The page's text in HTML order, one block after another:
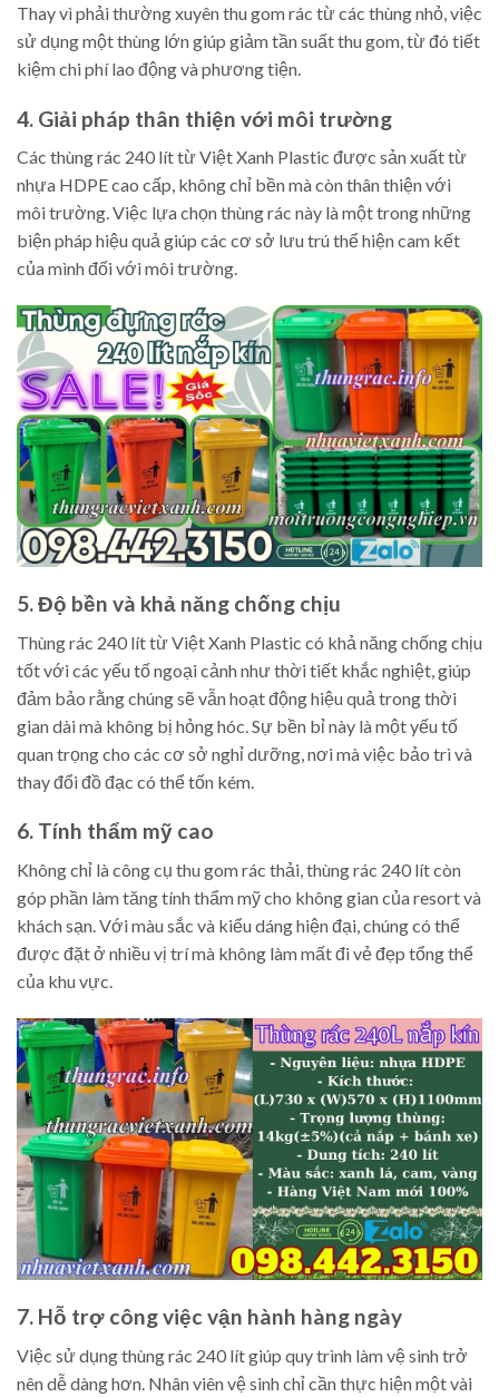
Thay vì phải thường xuyên thu gom rác từ các thùng nhỏ, việc
sử dụng một thùng lớn giúp giảm tần suất thu gom, từ đó tiết
kiệm chi phí lao động và phương tiện.
4. Giải pháp thân thiện với môi trường
Các thùng rác 240 lít từ Việt Xanh Plastic được sản xuất từ
nhựa HDPE cao cấp, không chỉ bền mà còn thân thiện với
môi trường. Việc lựa chọn thùng rác này là một trong những
biện pháp hiệu quả giúp các cơ sở lưu trú thể hiện cam kết
của mình đối với môi trường.
5. Độ bền và khả năng chống chịu
Thùng rác 240 lít từ Việt Xanh Plastic có khả năng chống chịu
tốt với các yếu tố ngoại cảnh như thời tiết khắc nghiệt, giúp
đảm bảo rằng chúng sẽ vẫn hoạt động hiệu quả trong thời
gian dài mà không bị hỏng hóc. Sự bền bỉ này là một yếu tố
quan trọng cho các cơ sở nghỉ dưỡng, nơi mà việc bảo trì và
thay đổi đồ đạc có thể tốn kém.
6. Tính thẩm mỹ cao
Không chỉ là công cụ thu gom rác thải, thùng rác 240 lít còn
góp phần làm tăng tính thẩm mỹ cho không gian của resort và
khách sạn. Với màu sắc và kiểu dáng hiện đại, chúng có thể
được đặt ở nhiều vị trí mà không làm mất đi vẻ đẹp tổng thể
của khu vực.
7. Hỗ trợ công việc vận hành hàng ngày
Việc sử dụng thùng rác 240 lít giúp quy trình làm vệ sinh trở
nên dễ dàng hơn. Nhân viên vệ sinh chỉ cần thực hiện một vài